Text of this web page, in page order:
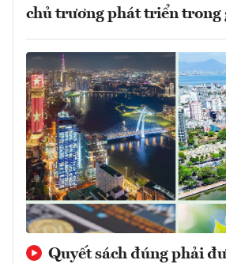
chủ trương phát triển trong
Quyết sách đúng phải